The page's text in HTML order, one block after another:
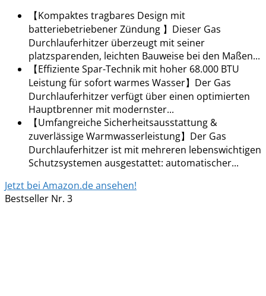
【Kompaktes tragbares Design mit
batteriebetriebener Zündung 】Dieser Gas
Durchlauferhitzer überzeugt mit seiner
platzsparenden, leichten Bauweise bei den Maßen...
【Effiziente Spar-Technik mit hoher 68.000 BTU
Leistung für sofort warmes Wasser】Der Gas
Durchlauferhitzer verfügt über einen optimierten
Hauptbrenner mit modernster...
【Umfangreiche Sicherheitsausstattung &
zuverlässige Warmwasserleistung】Der Gas
Durchlauferhitzer ist mit mehreren lebenswichtigen
Schutzsystemen ausgestattet: automatischer...
Jetzt bei Amazon.de ansehen!
Bestseller Nr. 3